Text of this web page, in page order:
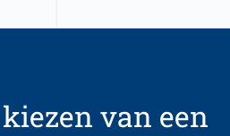
van een